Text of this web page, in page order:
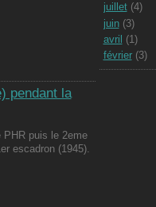
pendant la
PHR puis le 2eme
escadron (1945).
juillet(4)
juin(3)
avril (1)
février(3)